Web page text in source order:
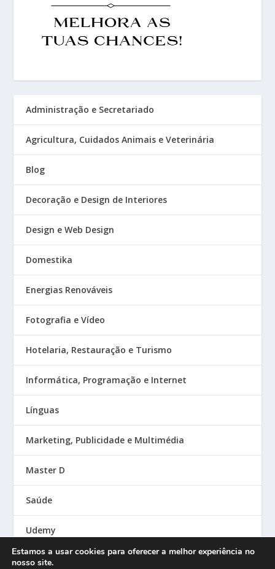
Administração e Secretariado
Agricultura, Cuidados Animais e Veterinária
Blog
Decoração e Design de Interiores
Design e Web Design
Domestika
Energias Renováveis
Fotografia e Vídeo
Hotelaria, Restauração e Turismo
Informática, Programação e Internet
Línguas
Marketing, Publicidade e Multimédia
Master D
Saúde
Udemy
Estamos a usar cookies para oferecer a melhor experiência no
nosso site.